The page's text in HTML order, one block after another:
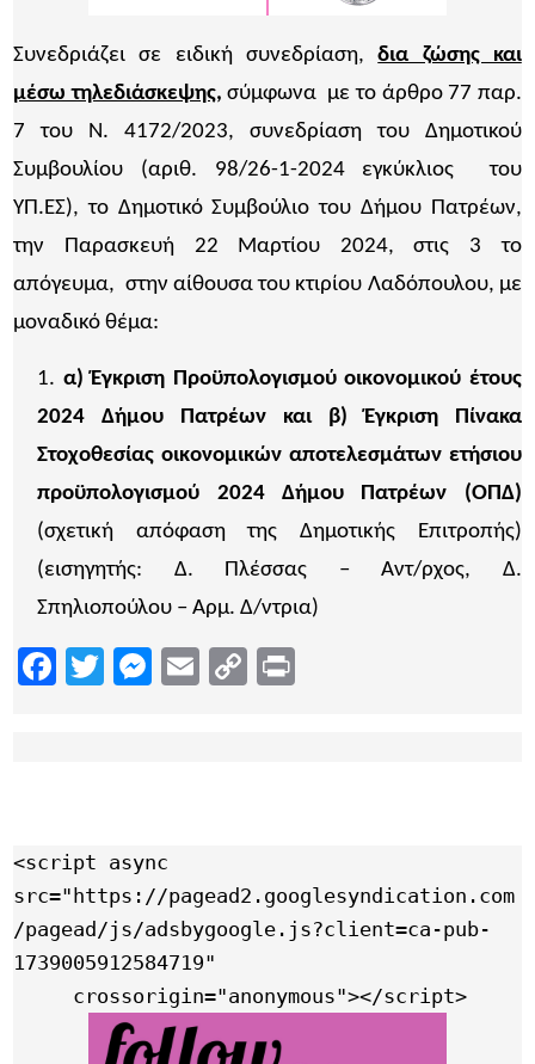
Συνεδριάζει σε ειδική συνεδρίαση,δια ζώσης και
μέσω τηλεδιάσκεψης, σύμφωνα με το άρθρο 77 παρ.
7 του Ν. 4172/2023, συνεδρίαση του Δημοτικού
Συμβουλίου (αριθ. 98/26-1-2024 εγκύκλιος του
ΥΠ.ΕΣ), το Δημοτικό Συμβούλιο του Δήμου Πατρέων,
την Παρασκευή 22 Μαρτίου 2024, στις 3 το
απόγευμα, στην αίθουσα του κτιρίου Λαδόπουλου, με
μοναδικό θέμα:
α)Έγκριση Προϋπολογισμούοικονομικού έτους
2024 Δήμου Πατρέων και β) Έγκριση Πίνακα
Στοχοθεσίας οικονομικών αποτελεσμάτων ετήσιου
προϋπολογισμού 2024 Δήμου Πατρέων (ΟΠΔ)
(σχετική απόφαση της Δημοτικής Επιτροπής)
(εισηγητής: Δ. Πλέσσας – Αντ/ρχος, Δ.
Σπηλιοπούλου – Αρμ. Δ/ντρια)
Facebook
TwitterMessenger
EmailCopy
<script async
src="https://pagead2.googlesyndication.com
/pagead/js/adsbygoogle.js?client=ca-pub-
1739005912584719"
     crossorigin="anonymous"></script>